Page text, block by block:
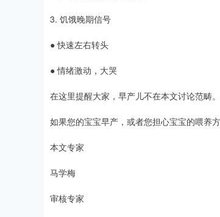
3. 饥饿晚期信号
● 快速左右转头
● 情绪激动，大哭
在这里提醒大家，早产儿不在本文讨论范畴
如果您的宝宝早产，或者您担心宝宝的喂养
本文专家
马学梅
审核专家